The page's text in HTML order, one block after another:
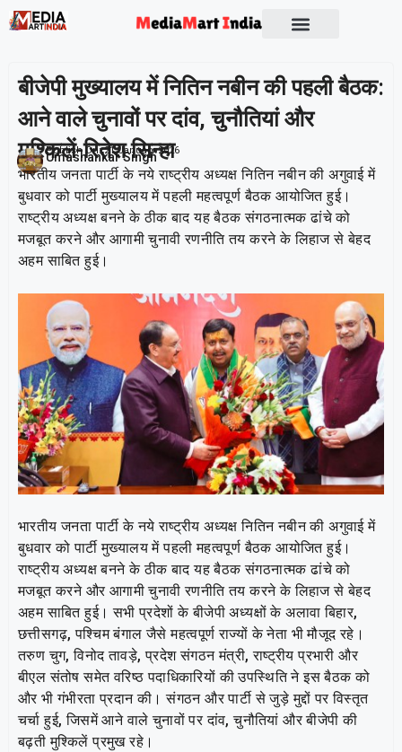
बीजेपी मुख्यालय में नितिन नबीन की पहली बैठक:
आने वाले चुनावों पर दांव, चुनौतियां और
मुश्किलें-रितेश सिन्हा
Umashankar Singh
Publish On: 21 January 2026
भारतीय जनता पार्टी के नये राष्ट्रीय अध्यक्ष नितिन नबीन की अगुवाई में
बुधवार को पार्टी मुख्यालय में पहली महत्वपूर्ण बैठक आयोजित हुई।
राष्ट्रीय अध्यक्ष बनने के ठीक बाद यह बैठक संगठनात्मक ढांचे को
मजबूत करने और आगामी चुनावी रणनीति तय करने के लिहाज से बेहद
अहम साबित हुई।
भारतीय जनता पार्टी के नये राष्ट्रीय अध्यक्ष नितिन नबीन की अगुवाई में
बुधवार को पार्टी मुख्यालय में पहली महत्वपूर्ण बैठक आयोजित हुई।
राष्ट्रीय अध्यक्ष बनने के ठीक बाद यह बैठक संगठनात्मक ढांचे को
मजबूत करने और आगामी चुनावी रणनीति तय करने के लिहाज से बेहद
अहम साबित हुई। सभी प्रदेशों के बीजेपी अध्यक्षों के अलावा बिहार,
छत्तीसगढ़, पश्चिम बंगाल जैसे महत्वपूर्ण राज्यों के नेता भी मौजूद रहे।
तरुण चुग, विनोद तावड़े, प्रदेश संगठन मंत्री, राष्ट्रीय प्रभारी और
बीएल संतोष समेत वरिष्ठ पदाधिकारियों की उपस्थिति ने इस बैठक को
और भी गंभीरता प्रदान की। संगठन और पार्टी से जुड़े मुद्दों पर विस्तृत
चर्चा हुई, जिसमें आने वाले चुनावों पर दांव, चुनौतियां और बीजेपी की
बढ़ती मुश्किलें प्रमुख रहे।